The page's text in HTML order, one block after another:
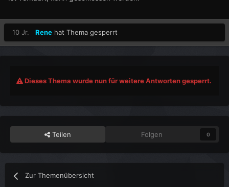
10 Jr. Rene hat Thema gesperrt
Dieses Thema wurde nun für weitere Antworten gesperrt.
Teilen Folgen 0
Zur Themenübersicht